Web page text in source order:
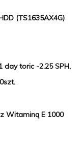
(TS1635AX4G)
day toric -2.25 SPH,
Witaminą E 1000